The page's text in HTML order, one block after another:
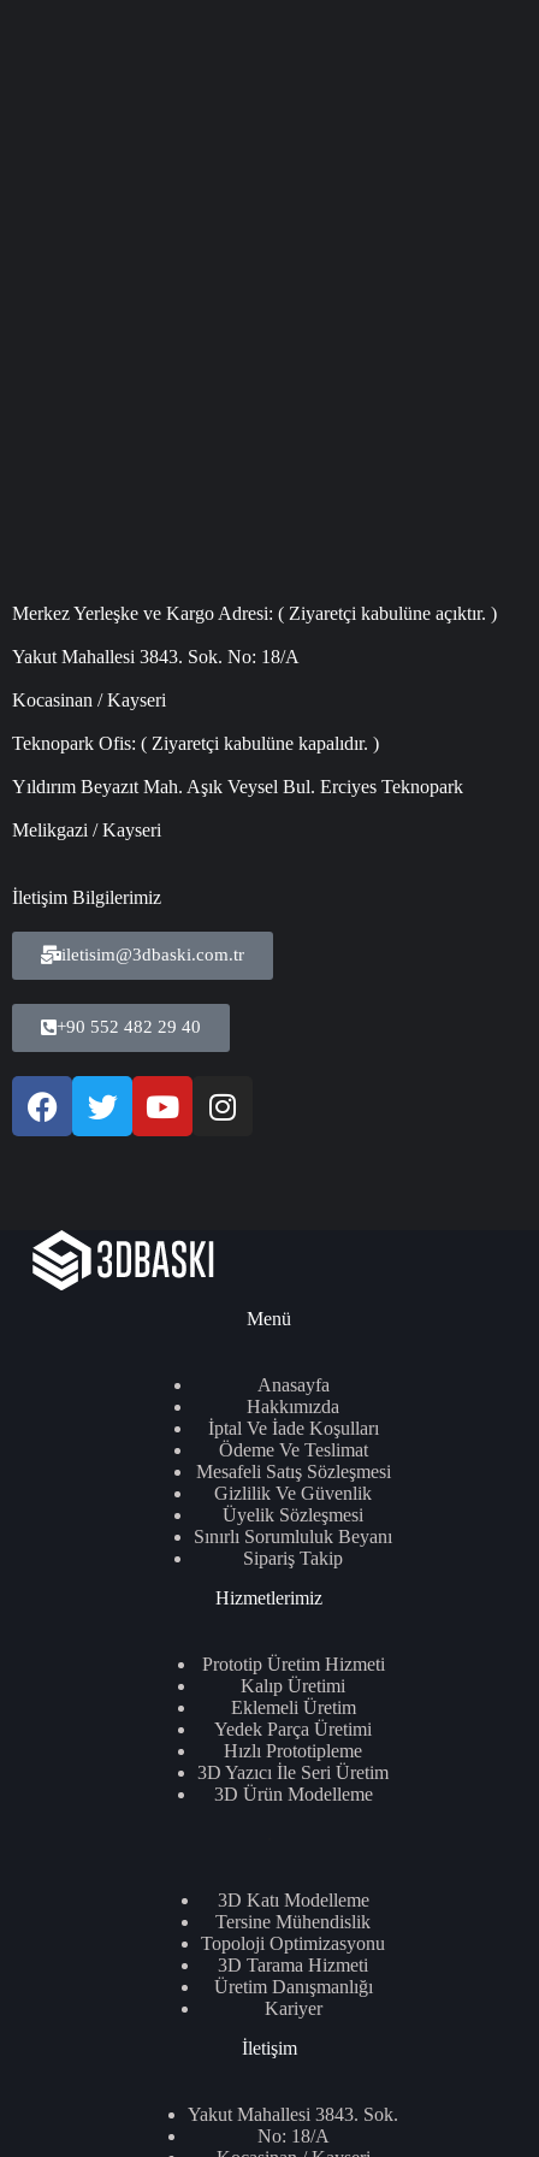
Merkez Yerleşke ve Kargo Adresi: ( Ziyaretçi kabulüne açıktır. )
Yakut Mahallesi 3843. Sok. No: 18/A
Kocasinan / Kayseri
Teknopark Ofis: ( Ziyaretçi kabulüne kapalıdır. )
Yıldırım Beyazıt Mah. Aşık Veysel Bul. Erciyes Teknopark
Melikgazi / Kayseri
İletişim Bilgilerimiz
iletisim@3dbaski.com.tr
+90 552 482 29 40
Menü
Anasayfa
Hakkımızda
İptal Ve İade Koşulları
Ödeme Ve Teslimat
Mesafeli Satış Sözleşmesi
Gizlilik Ve Güvenlik
Üyelik Sözleşmesi
Sınırlı Sorumluluk Beyanı
Sipariş Takip
Hizmetlerimiz
Prototip Üretim Hizmeti
Kalıp Üretimi
Eklemeli Üretim
Yedek Parça Üretimi
Hızlı Prototipleme
3D Yazıcı İle Seri Üretim
3D Ürün Modelleme
3D Katı Modelleme
Tersine Mühendislik
Topoloji Optimizasyonu
3D Tarama Hizmeti
Üretim Danışmanlığı
Kariyer
İletişim
Yakut Mahallesi 3843. Sok.
No: 18/A